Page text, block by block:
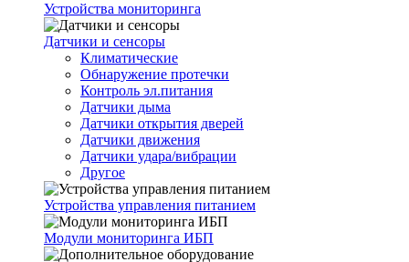
Устройства мониторинга
Датчики и сенсоры
Климатические
Обнаружение протечки
Контроль эл.питания
Датчики дыма
Датчики открытия дверей
Датчики движения
Датчики удара/вибрации
Другое
Устройства управления питанием
Модули мониторинга ИБП